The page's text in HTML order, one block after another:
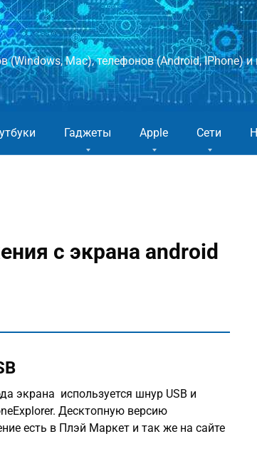
Mac), телефонов (Android, IPhone) и
Гаджеты Apple Сети
с экрана android
экрана используется шнур USB и
Десктопную версию
есть в Плэй Маркет и так же на сайте